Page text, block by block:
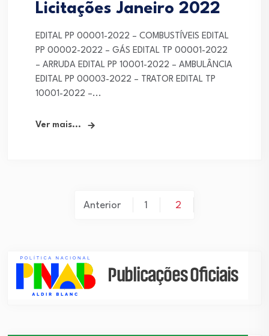
Licitações Janeiro 2022
EDITAL PP 00001-2022 – COMBUSTÍVEIS EDITAL
PP 00002-2022 – GÁS EDITAL TP 00001-2022
– ARRUDA EDITAL PP 10001-2022 – AMBULÂNCIA
EDITAL PP 00003-2022 – TRATOR EDITAL TP
10001-2022 –...
Ver mais...
Paginação
Anterior 1 2